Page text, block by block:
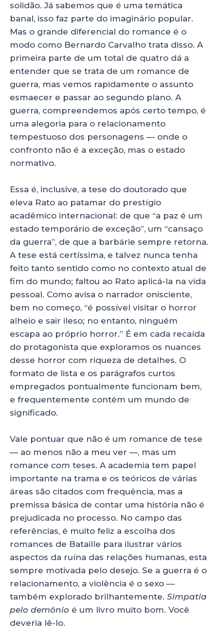
solidão. Já sabemos que é uma temática
banal, isso faz parte do imaginário popular.
Mas o grande diferencial do romance é o
modo como Bernardo Carvalho trata disso. A
primeira parte de um total de quatro dá a
entender que se trata de um romance de
guerra, mas vemos rapidamente o assunto
esmaecer e passar ao segundo plano. A
guerra, compreendemos após certo tempo, é
uma alegoria para o relacionamento
tempestuoso dos personagens — onde o
confronto não é a exceção, mas o estado
normativo.
Essa é, inclusive, a tese do doutorado que
eleva Rato ao patamar do prestígio
acadêmico internacional: de que “a paz é um
estado temporário de exceção”, um “cansaço
da guerra”, de que a barbárie sempre retorna.
A tese está certíssima, e talvez nunca tenha
feito tanto sentido como no contexto atual de
fim do mundo; faltou ao Rato aplicá-la na vida
pessoal. Como avisa o narrador onisciente,
bem no começo, “é possível visitar o horror
alheio e sair ileso; no entanto, ninguém
escapa ao próprio horror.” É em cada recaída
do protagonista que exploramos os nuances
desse horror com riqueza de detalhes. O
formato de lista e os parágrafos curtos
empregados pontualmente funcionam bem,
e frequentemente contém um mundo de
significado.
Vale pontuar que não é um romance de tese
— ao menos não a meu ver —, mas um
romance com teses. A academia tem papel
importante na trama e os teóricos de várias
áreas são citados com frequência, mas a
premissa básica de contar uma história não é
prejudicada no processo. No campo das
referências, é muito feliz a escolha dos
romances de Bataille para ilustrar vários
aspectos da ruína das relações humanas, esta
sempre motivada pelo desejo. Se a guerra é o
relacionamento, a violência é o sexo —
também explorado brilhantemente. Simpatia
pelo demônio é um livro muito bom. Você
deveria lê-lo.